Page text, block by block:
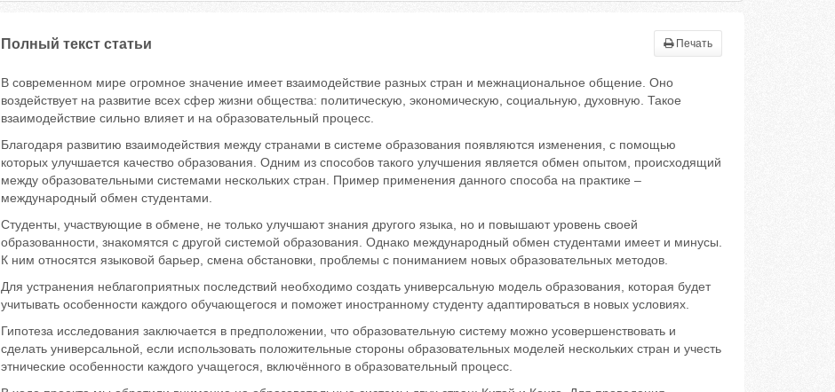
Полный текст статьи Печать
В современном мире огромное значение имеет взаимодействие разных стран и межнациональное общение. Оно
воздействует на развитие всех сфер жизни общества: политическую, экономическую, социальную, духовную. Такое
взаимодействие сильно влияет и на образовательный процесс.
Благодаря развитию взаимодействия между странами в системе образования появляются изменения, с помощью
которых улучшается качество образования. Одним из способов такого улучшения является обмен опытом, происходящий
между образовательными системами нескольких стран. Пример применения данного способа на практике –
международный обмен студентами.
Студенты, участвующие в обмене, не только улучшают знания другого языка, но и повышают уровень своей
образованности, знакомятся с другой системой образования. Однако международный обмен студентами имеет и минусы.
К ним относятся языковой барьер, смена обстановки, проблемы с пониманием новых образовательных методов.
Для устранения неблагоприятных последствий необходимо создать универсальную модель образования, которая будет
учитывать особенности каждого обучающегося и поможет иностранному студенту адаптироваться в новых условиях.
Гипотеза исследования заключается в предположении, что образовательную систему можно усовершенствовать и
сделать универсальной, если использовать положительные стороны образовательных моделей нескольких стран и учесть
этнические особенности каждого учащегося, включённого в образовательный процесс.